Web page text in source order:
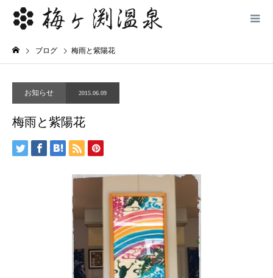
ブログ 梅雨と紫陽花
お知らせ 2015.06.09
梅雨と紫陽花